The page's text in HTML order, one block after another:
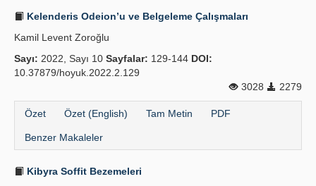
Kelenderis Odeion’u ve Belgeleme Çalışmaları
Kamil Levent Zoroğlu
Sayı: 2022, Sayı 10 Sayfalar: 129-144 DOI:
10.37879/hoyuk.2022.2.129
3028
2279
Özet Özet (English) Tam Metin PDF
Benzer Makaleler
Kibyra Soffit Bezemeleri